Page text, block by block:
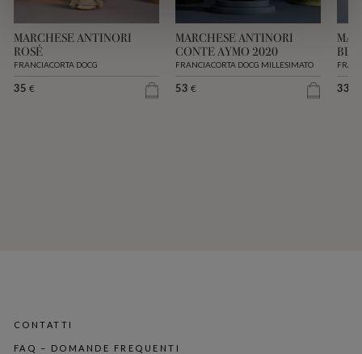
MARCHESE ANTINORI
ROSÉ
FRANCIACORTA DOCG
35 €
MARCHESE ANTINORI
CONTE AYMO 2020
FRANCIACORTA DOCG MILLESIMATO
53 € 33
CONTATTI
FAQ – DOMANDE FREQUENTI